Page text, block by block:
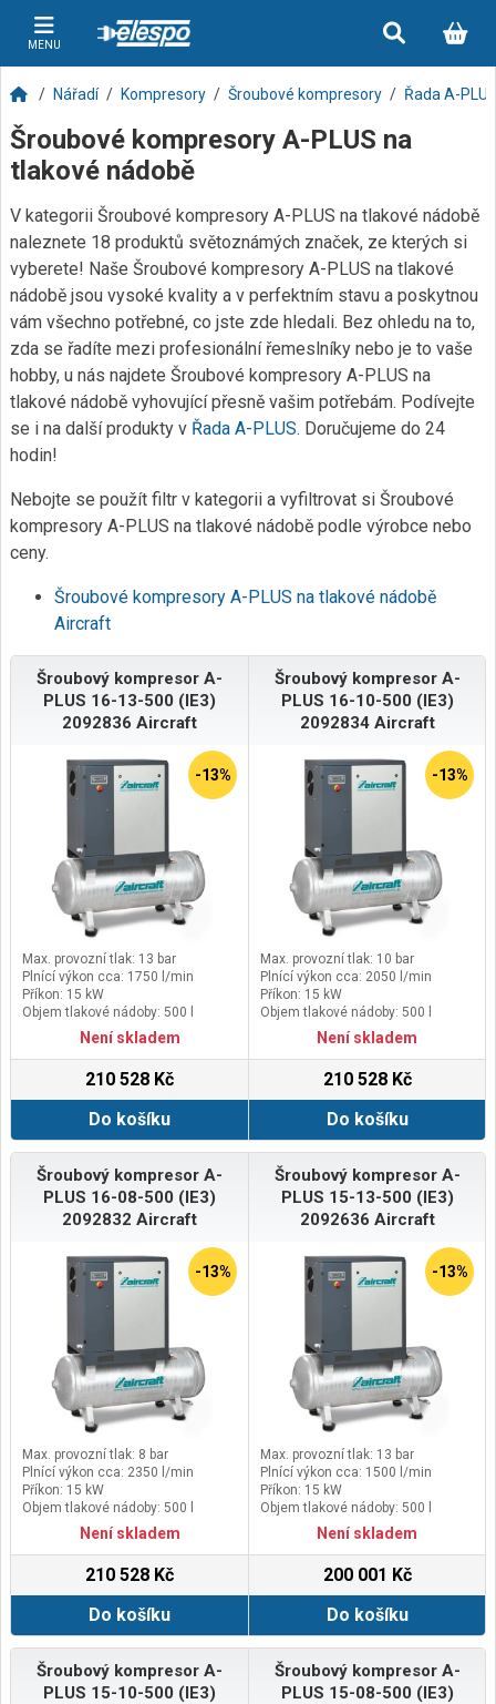
MENU
Nářadí Kompresory Šroubové kompresory Řada A-
Šroubové kompresory A-PLUS na
tlakové nádobě
V kategorii Šroubové kompresory A-PLUS na tlakové nádobě
naleznete 18 produktů světoznámých značek, ze kterých si
vyberete! Naše Šroubové kompresory A-PLUS na tlakové
nádobě jsou vysoké kvality a v perfektním stavu a poskytnou
vám všechno potřebné, co jste zde hledali. Bez ohledu na to,
zda se řadíte mezi profesionální řemeslníky nebo je to vaše
hobby, u nás najdete Šroubové kompresory A-PLUS na
tlakové nádobě vyhovující přesně vašim potřebám. Podívejte
se i na další produkty v Řada A-PLUS. Doručujeme do 24
hodin!
Nebojte se použít filtr v kategorii a vyfiltrovat si Šroubové
kompresory A-PLUS na tlakové nádobě podle výrobce nebo
ceny.
Šroubové kompresory A-PLUS na tlakové nádobě
Aircraft
Šroubový kompresor A-
PLUS 16-13-500 (IE3)
2092836 Aircraft
-13%
Max. provozní tlak: 13 bar
Plnící výkon cca: 1750 l/min
Příkon: 15 kW
Objem tlakové nádoby: 500 l
Není skladem
210 528 Kč
Do košíku
Šroubový kompresor A-
PLUS 16-10-500 (IE3)
2092834 Aircraft
-13%
Max. provozní tlak: 10 bar
Plnící výkon cca: 2050 l/min
Příkon: 15 kW
Objem tlakové nádoby: 500 l
Není skladem
210 528 Kč
Do košíku
Šroubový kompresor A-
PLUS 16-08-500 (IE3)
2092832 Aircraft
-13%
Max. provozní tlak: 8 bar
Plnící výkon cca: 2350 l/min
Příkon: 15 kW
Objem tlakové nádoby: 500 l
Není skladem
210 528 Kč
Do košíku
Šroubový kompresor A-
PLUS 15-13-500 (IE3)
2092636 Aircraft
-13%
Max. provozní tlak: 13 bar
Plnící výkon cca: 1500 l/min
Příkon: 15 kW
Objem tlakové nádoby: 500 l
Není skladem
200 001 Kč
Do košíku
Šroubový kompresor A-
PLUS 15-10-500 (IE3)
Šroubový kompresor A-
PLUS 15-08-500 (IE3)